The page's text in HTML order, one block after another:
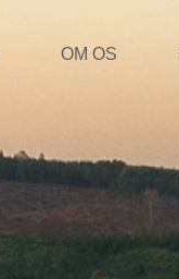
OM OS